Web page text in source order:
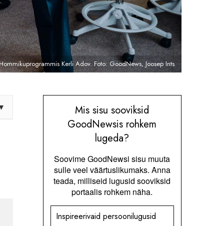
Kerli Adov. Foto: GoodNews, Joosep Ints
Mis sisu sooviksid
GoodNewsis rohkem
lugeda?
Soovime GoodNewsi sisu muuta
sulle veel väärtuslikumaks. Anna
teada, milliseid lugusid sooviksid
portaalis rohkem näha.
Inspireerivaid persoonilugusid